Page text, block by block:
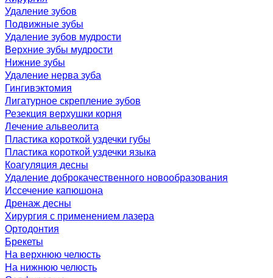
Удаление зубов
Подвижные зубы
Удаление зубов мудрости
Верхние зубы мудрости
Нижние зубы
Удаление нерва зуба
Гингивэктомия
Лигатурное скрепление зубов
Резекция верхушки корня
Лечение альвеолита
Пластика короткой уздечки губы
Пластика короткой уздечки языка
Коагуляция десны
Удаление доброкачественного новообразования
Иссечение капюшона
Дренаж десны
Хирургия с применением лазера
Ортодонтия
Брекеты
На верхнюю челюсть
На нижнюю челюсть